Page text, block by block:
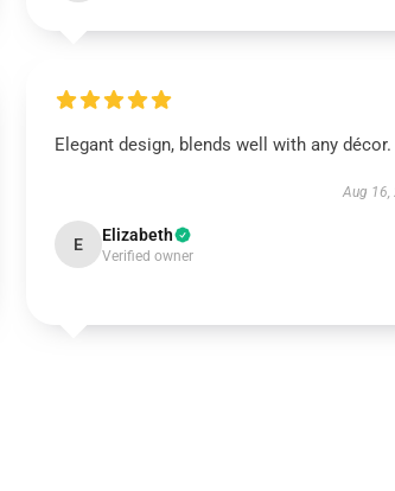
Elegant design, blends well with any décor.
Aug 16,
E Elizabeth
Verified owner